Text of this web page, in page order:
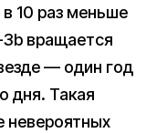
в 10 раз меньше
3b вращается
— один год
дня. Такая
невероятных